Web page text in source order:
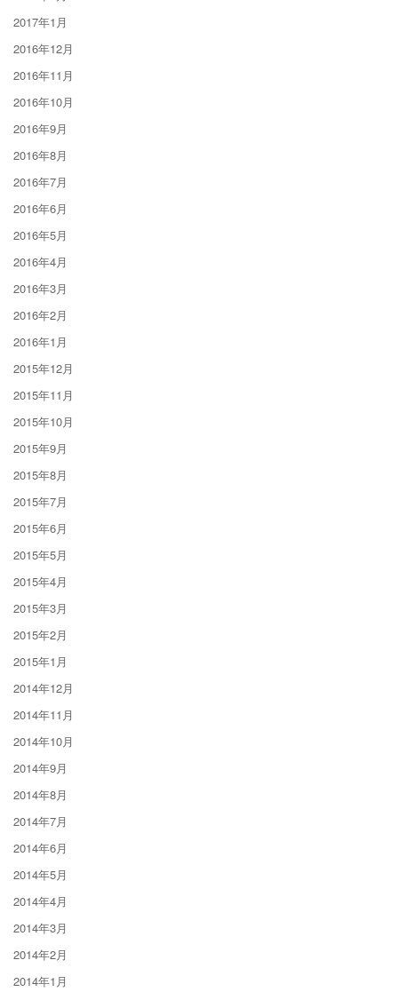
2017年1月
2016年12月
2016年11月
2016年10月
2016年9月
2016年8月
2016年7月
2016年6月
2016年5月
2016年4月
2016年3月
2016年2月
2016年1月
2015年12月
2015年11月
2015年10月
2015年9月
2015年8月
2015年7月
2015年6月
2015年5月
2015年4月
2015年3月
2015年2月
2015年1月
2014年12月
2014年11月
2014年10月
2014年9月
2014年8月
2014年7月
2014年6月
2014年5月
2014年4月
2014年3月
2014年2月
2014年1月